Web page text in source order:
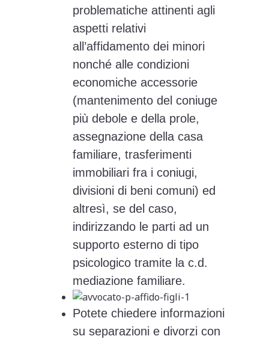
problematiche attinenti agli
aspetti relativi
all’affidamento dei minori
nonché alle condizioni
economiche accessorie
(mantenimento del coniuge
più debole e della prole,
assegnazione della casa
familiare, trasferimenti
immobiliari fra i coniugi,
divisioni di beni comuni) ed
altresì, se del caso,
indirizzando le parti ad un
supporto esterno di tipo
psicologico tramite la c.d.
mediazione familiare.
Potete chiedere informazioni
su separazioni e divorzi con